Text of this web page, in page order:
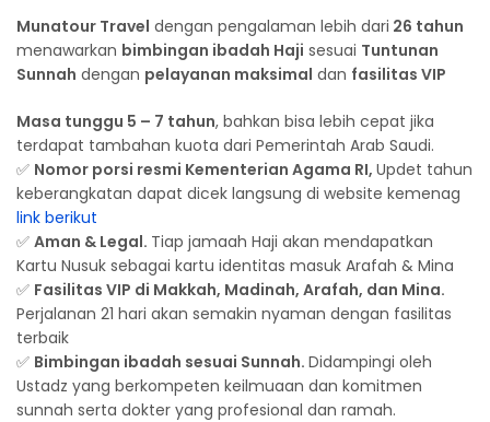
Munatour Travel dengan pengalaman lebih dari 26 tahun
menawarkan bimbingan ibadah Haji sesuai Tuntunan
Sunnah dengan pelayanan maksimal dan fasilitas VIP
Masa tunggu 5 – 7 tahun, bahkan bisa lebih cepat jika
terdapat tambahan kuota dari Pemerintah Arab Saudi.
✅ Nomor porsi resmi Kementerian Agama RI, Updet tahun
keberangkatan dapat dicek langsung di website kemenag
link berikut
✅ Aman & Legal. Tiap jamaah Haji akan mendapatkan
Kartu Nusuk sebagai kartu identitas masuk Arafah & Mina
✅ Fasilitas VIP di Makkah, Madinah, Arafah, dan Mina.
Perjalanan 21 hari akan semakin nyaman dengan fasilitas
terbaik
✅ Bimbingan ibadah sesuai Sunnah. Didampingi oleh
Ustadz yang berkompeten keilmuaan dan komitmen
sunnah serta dokter yang profesional dan ramah.